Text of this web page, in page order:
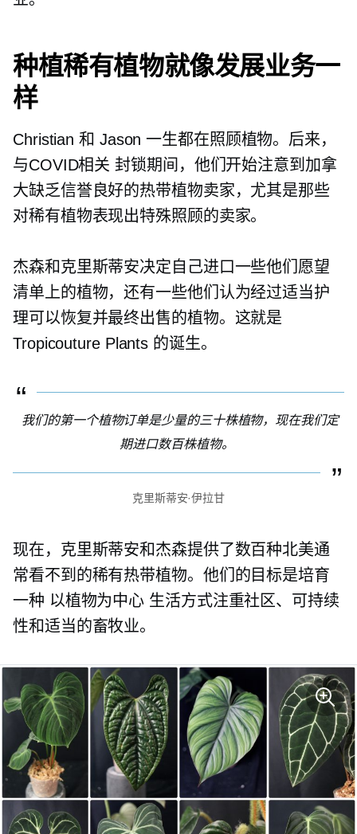
种植稀有植物就像发展业务一
样
Christian 和 Jason 一生都在照顾植物。后来，
与COVID相关 封锁期间，他们开始注意到加拿
大缺乏信誉良好的热带植物卖家，尤其是那些
对稀有植物表现出特殊照顾的卖家。
杰森和克里斯蒂安决定自己进口一些他们愿望
清单上的植物，还有一些他们认为经过适当护
理可以恢复并最终出售的植物。这就是
Tropicouture Plants 的诞生。
我们的第一个植物订单是少量的三十株植物，现在我们定
期进口数百株植物。
克里斯蒂安·伊拉甘
现在，克里斯蒂安和杰森提供了数百种北美通
常看不到的稀有热带植物。他们的目标是培育
一种 以植物为中心 生活方式注重社区、可持续
性和适当的畜牧业。